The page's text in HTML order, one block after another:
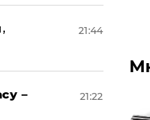
21:44
–
21:22